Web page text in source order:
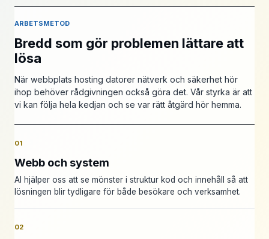
ARBETSMETOD
Bredd som gör problemen lättare att
lösa
När webbplats hosting datorer nätverk och säkerhet hör
ihop behöver rådgivningen också göra det. Vår styrka är att
vi kan följa hela kedjan och se var rätt åtgärd hör hemma.
01
Webb och system
AI hjälper oss att se mönster i struktur kod och innehåll så att
lösningen blir tydligare för både besökare och verksamhet.
02